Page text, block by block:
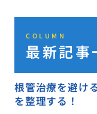
COLUMN
最新記事
根管治療を避け
を整理する！